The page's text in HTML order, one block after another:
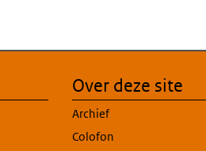
Over deze site
Archief
Colofon